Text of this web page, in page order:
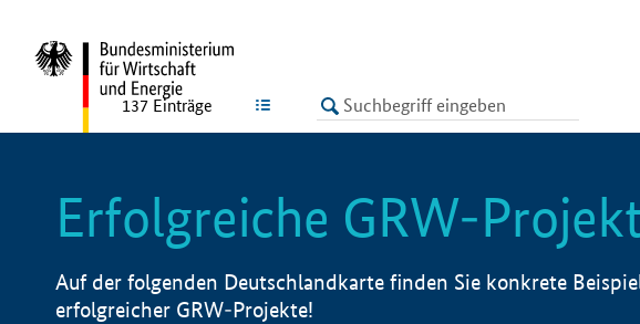
LISTE
137 Einträge
Erfolgreiche GRW-
Auf der folgenden Deutschlandkarte finden Sie konkrete
erfolgreicher GRW-Projekte!